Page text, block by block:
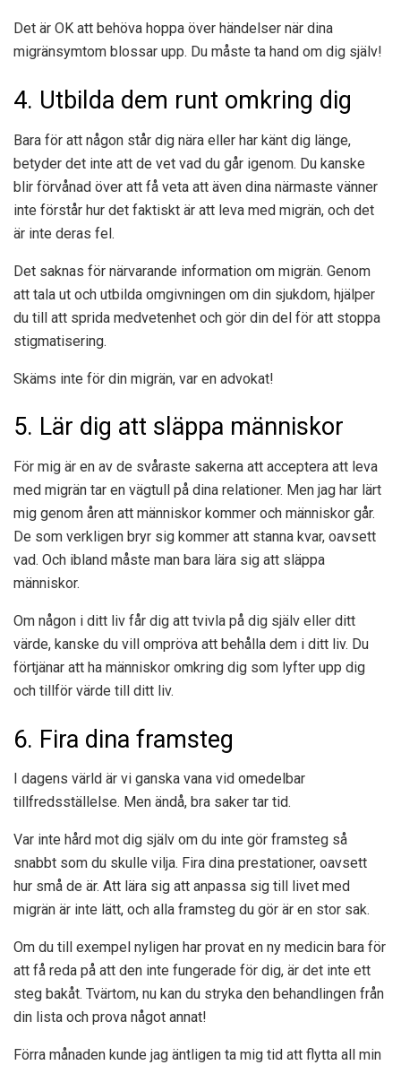
Det är OK att behöva hoppa över händelser när dina
migränsymtom blossar upp. Du måste ta hand om dig själv!
4. Utbilda dem runt omkring dig
Bara för att någon står dig nära eller har känt dig länge,
betyder det inte att de vet vad du går igenom. Du kanske
blir förvånad över att få veta att även dina närmaste vänner
inte förstår hur det faktiskt är att leva med migrän, och det
är inte deras fel.
Det saknas för närvarande information om migrän. Genom
att tala ut och utbilda omgivningen om din sjukdom, hjälper
du till att sprida medvetenhet och gör din del för att stoppa
stigmatisering.
Skäms inte för din migrän, var en advokat!
5. Lär dig att släppa människor
För mig är en av de svåraste sakerna att acceptera att leva
med migrän tar en vägtull på dina relationer. Men jag har lärt
mig genom åren att människor kommer och människor går.
De som verkligen bryr sig kommer att stanna kvar, oavsett
vad. Och ibland måste man bara lära sig att släppa
människor.
Om någon i ditt liv får dig att tvivla på dig själv eller ditt
värde, kanske du vill ompröva att behålla dem i ditt liv. Du
förtjänar att ha människor omkring dig som lyfter upp dig
och tillför värde till ditt liv.
6. Fira dina framsteg
I dagens värld är vi ganska vana vid omedelbar
tillfredsställelse. Men ändå, bra saker tar tid.
Var inte hård mot dig själv om du inte gör framsteg så
snabbt som du skulle vilja. Fira dina prestationer, oavsett
hur små de är. Att lära sig att anpassa sig till livet med
migrän är inte lätt, och alla framsteg du gör är en stor sak.
Om du till exempel nyligen har provat en ny medicin bara för
att få reda på att den inte fungerade för dig, är det inte ett
steg bakåt. Tvärtom, nu kan du stryka den behandlingen från
din lista och prova något annat!
Förra månaden kunde jag äntligen ta mig tid att flytta all min